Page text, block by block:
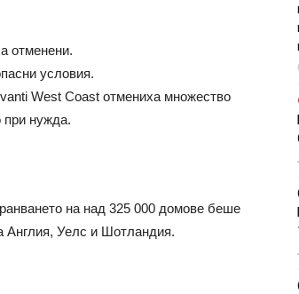
отменени.
условия.
West Coast отмениха множество
при нужда.
на над 325 000 домове беше
Англия, Уелс и Шотландия.